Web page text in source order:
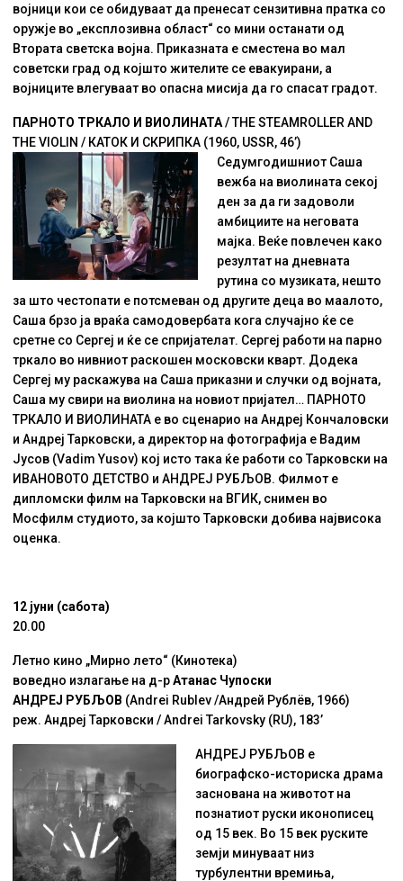
војници кои се обидуваат да пренесат сензитивна пратка со
оружје во „експлозивна област“ со мини останати од
Втората светска војна. Приказната е сместена во мал
советски град од којшто жителите се евакуирани, а
војниците влегуваат во опасна мисија да го спасат градот.
ПАРНОТО ТРКАЛО И ВИОЛИНАТА/ THE STEAMROLLER AND
THE VIOLIN / КАТОК И СКРИПКА (1960, USSR, 46’)
Седумгодишниот Саша
вежба на виолината секој
ден за да ги задоволи
амбициите на неговата
мајка. Веќе повлечен како
резултат на дневнaтa
рутинa со музиката, нешто
за што честопати е потсмеван од другите деца во маалото,
Саша брзо ја враќа самодовербата кога случајно ќе се
сретне со Сергеј и ќе се спријателат. Сергеј работи на парно
тркало во нивниот раскошен московски кварт. Додека
Сергеј му раскажува на Саша приказни и случки од војната,
Саша му свири на виолина на новиот пријател… ПАРНОТО
ТРКАЛО И ВИОЛИНАТА е во сценарио на Андреј Кончаловски
и Андреј Тарковски, а директор на фотографија е Вадим
Јусов (Vadim Yusov) кој исто така ќе работи со Тарковски на
ИВАНОВОТО ДЕТСТВО и АНДРЕЈ РУБЉОВ. Филмот е
дипломски филм на Тарковски на ВГИК, снимен во
Мосфилм студиото, за којшто Тарковски добива највисока
оценка.
12 јуни (сабота)
20.00
Летно кино „Мирно лето“ (Кинотека)
воведно излагање на д-рАтанас Чупоски
АНДРЕЈ РУБЉОВ (Andrei Rublev /Андрей Рублёв, 1966)
реж. Андреј Тарковски / Andrei Tarkovsky (RU), 183’
AНДРЕЈ РУБЉОВ е
биографско-историска драма
заснована на животот на
познатиот руски иконописец
од 15 век. Во 15 век руските
земји минуваат низ
турбулентни времиња,